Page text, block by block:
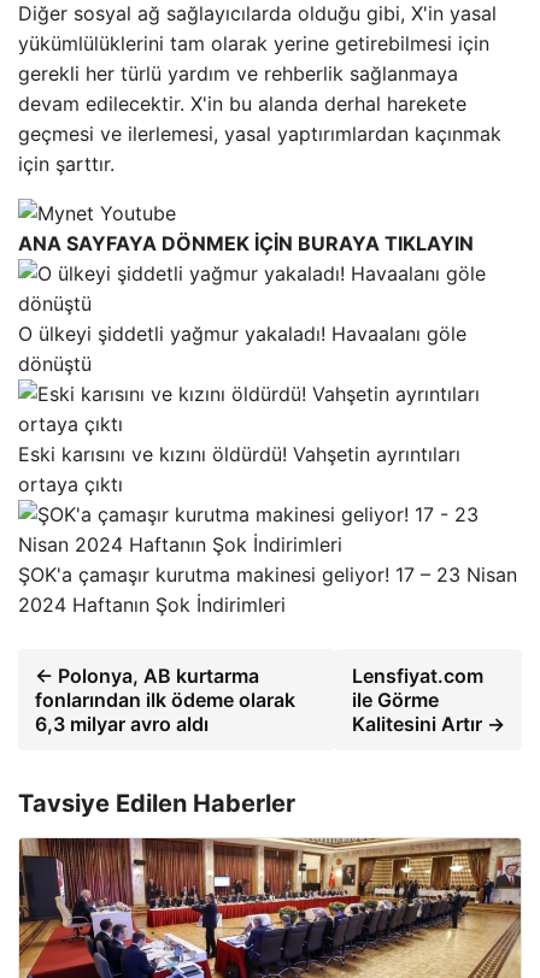
Diğer sosyal ağ sağlayıcılarda olduğu gibi, X'in yasal
yükümlülüklerini tam olarak yerine getirebilmesi için
gerekli her türlü yardım ve rehberlik sağlanmaya
devam edilecektir. X'in bu alanda derhal harekete
geçmesi ve ilerlemesi, yasal yaptırımlardan kaçınmak
için şarttır.
ANA SAYFAYA DÖNMEK İÇİN BURAYA TIKLAYIN
O ülkeyi şiddetli yağmur yakaladı! Havaalanı göle
dönüştü
Eski karısını ve kızını öldürdü! Vahşetin ayrıntıları
ortaya çıktı
ŞOK'a çamaşır kurutma makinesi geliyor! 17 – 23 Nisan
2024 Haftanın Şok İndirimleri
← Polonya, AB kurtarma
fonlarından ilk ödeme olarak
6,3 milyar avro aldı
Lensfiyat.com
ile Görme
Kalitesini Artır →
Tavsiye Edilen Haberler